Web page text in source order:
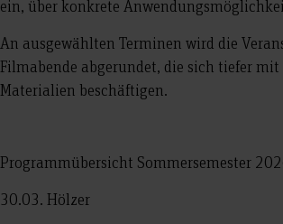
ein, über konkrete
An ausgewählten Terminen wird die
Filmabende abgerundet, die sich tiefer
Materialien beschäftigen.
Programmübersicht Sommersemester
30.03. Hölzer